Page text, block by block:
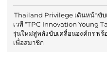
Thailand Privilege เดินหน้าขับ
เวที “TPC Innovation Young
รุ่นใหม่สู่พลังขับเคลื่อนองค์กร พร้
เพื่อสมาชิก